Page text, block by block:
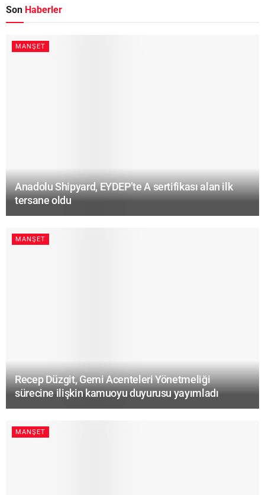
Son Haberler
MANŞET
Anadolu Shipyard, EYDEP’te A sertifikası alan ilk
tersane oldu
MANŞET
Recep Düzgit, Gemi Acenteleri Yönetmeliği
sürecine ilişkin kamuoyu duyurusu yayımladı
MANŞET